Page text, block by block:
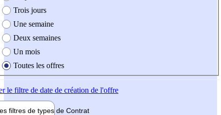
Trois jours
Une semaine
Deux semaines
Un mois
Toutes les offres
le filtre de date de création de l'offre
filtres de types de Contrat